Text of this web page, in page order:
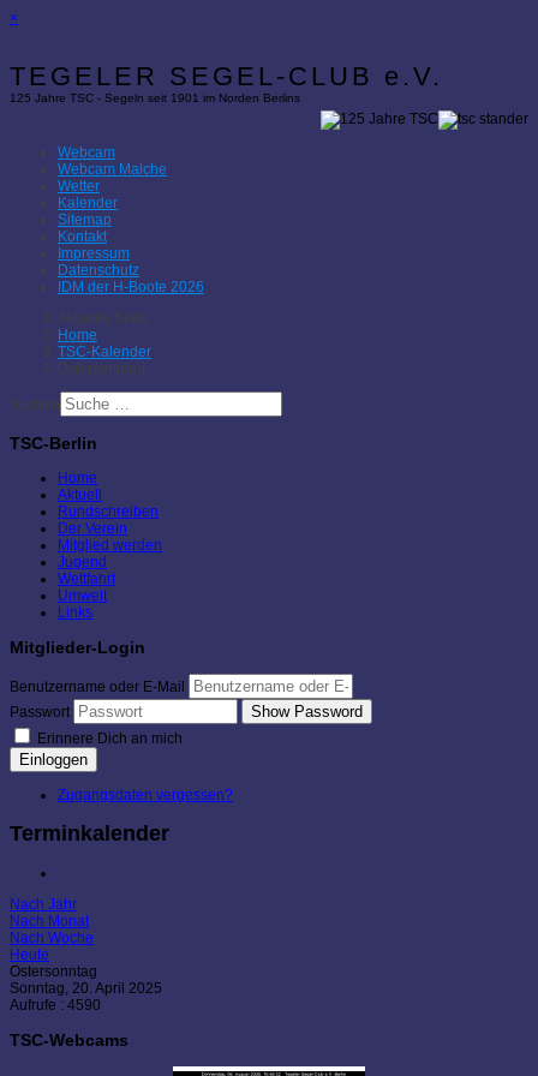
×
TEGELER SEGEL-CLUB e.V.
125 Jahre TSC - Segeln seit 1901 im Norden Berlins
Webcam
Webcam Malche
Wetter
Kalender
Sitemap
Kontakt
Impressum
Datenschutz
IDM der H-Boote 2026
Aktuelle Seite:
Home
TSC-Kalender
Ostersonntag
Suchen
TSC-Berlin
Home
Aktuell
Rundschreiben
Der Verein
Mitglied werden
Jugend
Wettfahrt
Umwelt
Links
Mitglieder-Login
Benutzername oder E-Mail
Passwort
Show Password
Erinnere Dich an mich
Einloggen
Zugangsdaten vergessen?
Terminkalender
Nach Jahr
Nach Monat
Nach Woche
Heute
Ostersonntag
Sonntag, 20. April 2025
Aufrufe : 4590
TSC-Webcams